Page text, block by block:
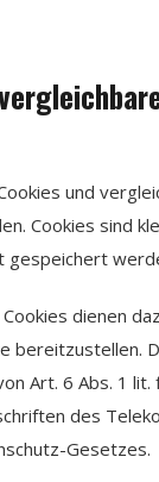
und
Cookies sind
gespeichert
dienen
bereitzustellen.
Art. 6 Abs. 1 lit.
des
Gesetzes.